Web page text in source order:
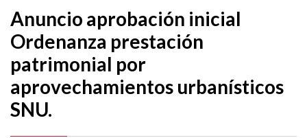
Anuncio aprobación inicial
Ordenanza prestación
patrimonial por
aprovechamientos urbanísticos
SNU.